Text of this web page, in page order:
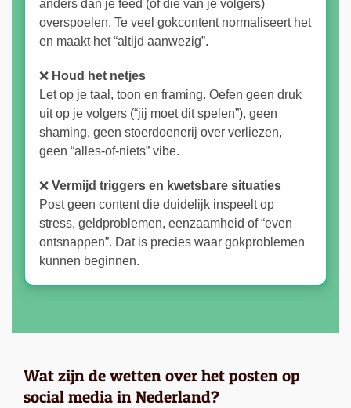
anders dan je feed (of die van je volgers)
overspoelen. Te veel gokcontent normaliseert het
en maakt het “altijd aanwezig”.
❌ Houd het netjes
Let op je taal, toon en framing. Oefen geen druk
uit op je volgers (“jij moet dit spelen”), geen
shaming, geen stoerdoenerij over verliezen,
geen “alles-of-niets” vibe.
❌ Vermijd triggers en kwetsbare situaties
Post geen content die duidelijk inspeelt op
stress, geldproblemen, eenzaamheid of “even
ontsnappen”. Dat is precies waar gokproblemen
kunnen beginnen.
Wat zijn de wetten over het posten op
social media in Nederland?